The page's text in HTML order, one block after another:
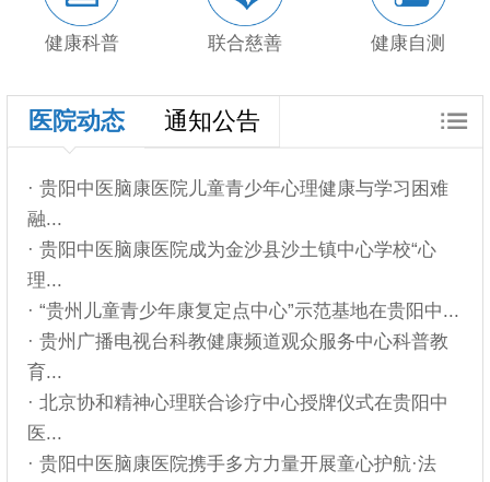
健康科普 联合慈善 健康自测
医院动态 通知公告
· 贵阳中医脑康医院儿童青少年心理健康与学习困难
融...
· 贵阳中医脑康医院成为金沙县沙土镇中心学校“心
理...
· “贵州儿童青少年康复定点中心”示范基地在贵阳中...
· 贵州广播电视台科教健康频道观众服务中心科普教
育...
· 北京协和精神心理联合诊疗中心授牌仪式在贵阳中
医...
· 贵阳中医脑康医院携手多方力量开展童心护航·法